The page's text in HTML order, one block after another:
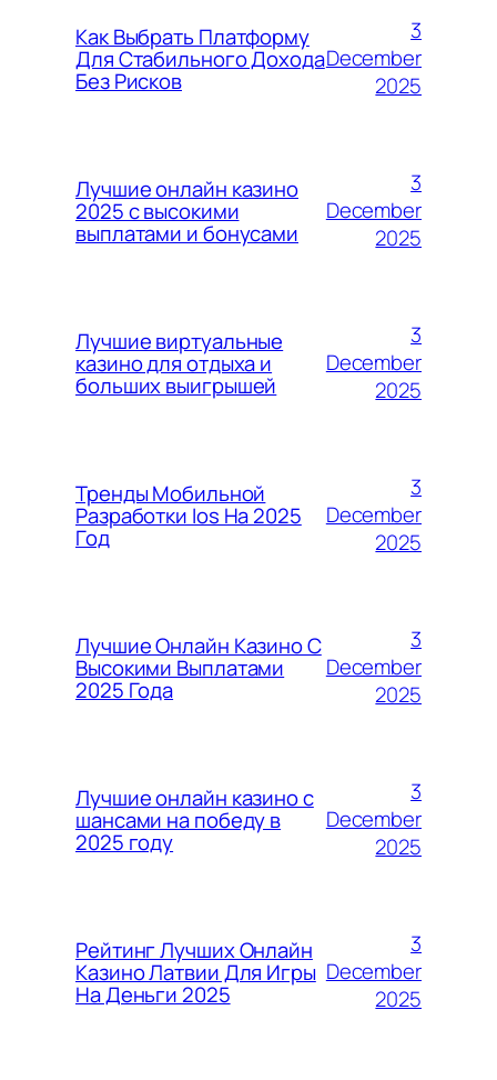
Как Выбрать Платформу
Для Стабильного Дохода
Без Рисков
3
December
2025
Лучшие онлайн казино
2025 с высокими
выплатами и бонусами
3
December
2025
Лучшие виртуальные
казино для отдыха и
больших выигрышей
3
December
2025
Тренды Мобильной
Разработки Ios На 2025
Год
3
December
2025
Лучшие Онлайн Казино С
Высокими Выплатами
2025 Года
3
December
2025
Лучшие онлайн казино с
шансами на победу в
2025 году
3
December
2025
Рейтинг Лучших Онлайн
Казино Латвии Для Игры
На Деньги 2025
3
December
2025